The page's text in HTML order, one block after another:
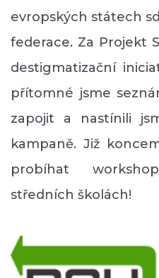
evropských státech
federace. Za Projekt
destigmatizační
přítomné jsme
zapojit a nastínili
kampaně. Již
probíhat
středních školách!